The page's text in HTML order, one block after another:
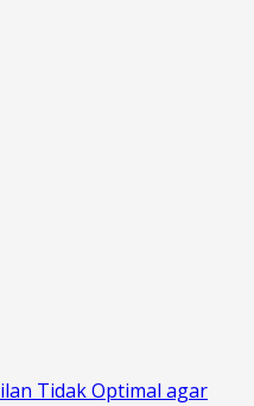
Tidak Optimal agar